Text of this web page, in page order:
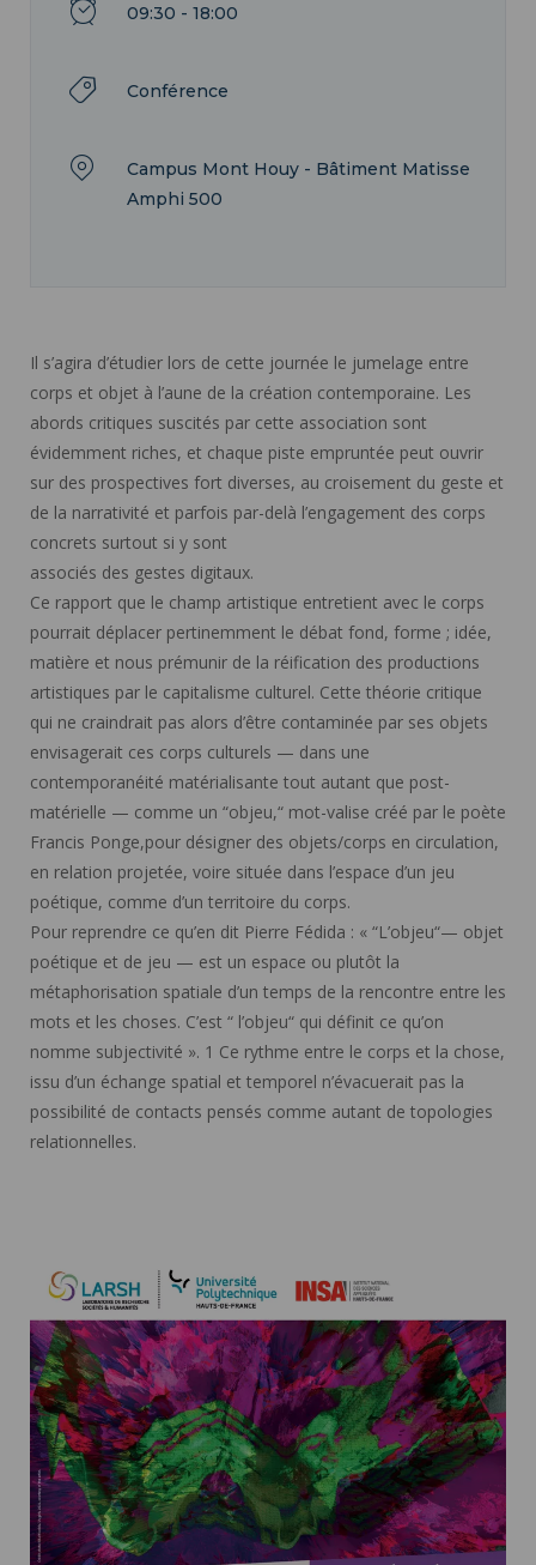
09:30 - 18:00
Conférence
Campus Mont Houy - Bâtiment Matisse
Amphi 500
Il s’agira d’étudier lors de cette journée le jumelage entre
corps et objet à l’aune de la création contemporaine. Les
abords critiques suscités par cette association sont
évidemment riches, et chaque piste empruntée peut ouvrir
sur des prospectives fort diverses, au croisement du geste et
de la narrativité et parfois par-delà l’engagement des corps
concrets surtout si y sont
associés des gestes digitaux.
Ce rapport que le champ artistique entretient avec le corps
pourrait déplacer pertinemment le débat fond, forme ; idée,
matière et nous prémunir de la réification des productions
artistiques par le capitalisme culturel. Cette théorie critique
qui ne craindrait pas alors d’être contaminée par ses objets
envisagerait ces corps culturels — dans une
contemporanéité matérialisante tout autant que post-
matérielle — comme un “objeu,“ mot-valise créé par le poète
Francis Ponge,pour désigner des objets/corps en circulation,
en relation projetée, voire située dans l’espace d’un jeu
poétique, comme d’un territoire du corps.
Pour reprendre ce qu’en dit Pierre Fédida : « “L’objeu“— objet
poétique et de jeu — est un espace ou plutôt la
métaphorisation spatiale d’un temps de la rencontre entre les
mots et les choses. C’est “ l’objeu“ qui définit ce qu’on
nomme subjectivité ». 1 Ce rythme entre le corps et la chose,
issu d’un échange spatial et temporel n’évacuerait pas la
possibilité de contacts pensés comme autant de topologies
relationnelles.